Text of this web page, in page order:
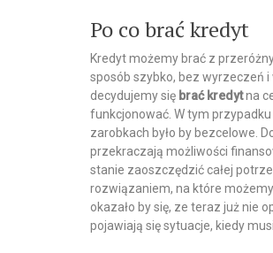
Po co brać kredyt
Kredyt możemy brać z
sposób szybko, bez wyrzeczeń i
decydujemy się brać kredytna
funkcjonować. W tym
zarobkach było by bezcelowe.
przekraczają możliwości
stanie zaoszczędzić całej
rozwiązaniem, na które
okazało by się, ze teraz już nie
pojawiają się sytuacje, kiedy